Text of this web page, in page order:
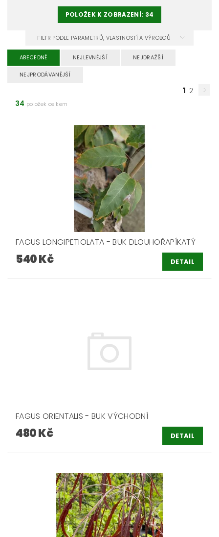
POLOŽEK K ZOBRAZENÍ: 34
FILTR PODLE PARAMETRŮ, VLASTNOSTÍ A VÝROBCŮ
ABECEDNĚ NEJLEVNĚJŠÍ NEJDRAŽŠÍ
NEJPRODÁVANĚJŠÍ
1 2
34 položek celkem
FAGUS LONGIPETIOLATA - BUK DLOUHOŘAPÍKATÝ
540 Kč DETAIL
FAGUS ORIENTALIS - BUK VÝCHODNÍ
480 Kč DETAIL